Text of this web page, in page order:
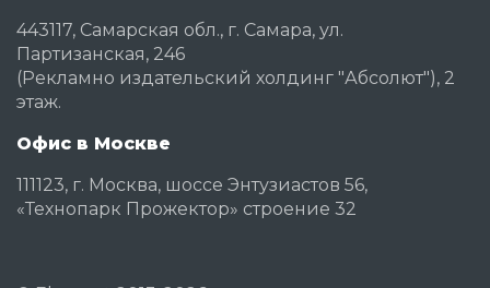
443117, Самарская обл., г. Самара, ул.
Партизанская, 246
(Рекламно издательский холдинг "Абсолют"), 2
этаж.
Офис в Москве
111123, г. Москва, шоссе Энтузиастов 56,
«Технопарк Прожектор» строение 32